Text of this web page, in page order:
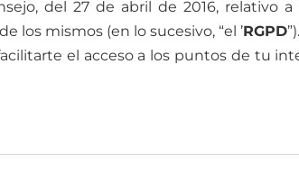
del 27 de abril de 2016, relativo
los mismos (en lo sucesivo, “el ’RGPD”).
el acceso a los puntos de tu